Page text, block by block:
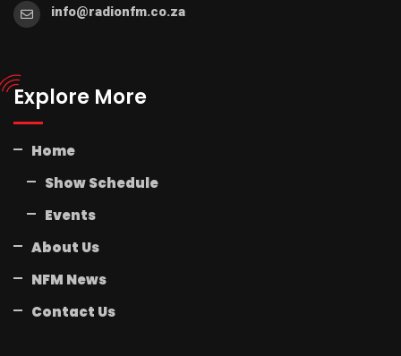
info@radionfm.co.za
Explore More
Home
Show Schedule
Events
About Us
NFM News
Contact Us